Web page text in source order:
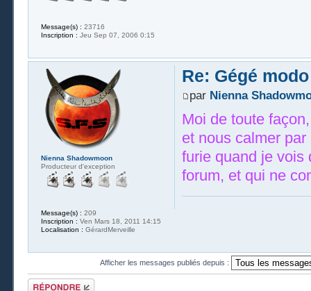
Message(s) : 23716
Inscription : Jeu Sep 07, 2006 0:15
Re: Gégé
par Nienna
Moi de toute
et nous calmer
furie quand je
forum, et qui ne
Nienna Shadowmoon
Producteur d'exception
Message(s) : 209
Inscription : Ven Mars 18, 2011 14:15
Localisation : GérardMerveille
Afficher les messages publiés depuis :
Publier une